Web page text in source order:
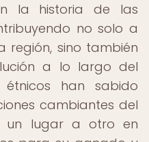
la historia de las
no solo a
región, sino también
a lo largo del
étnicos han sabido
cambiantes del
un lugar a otro en